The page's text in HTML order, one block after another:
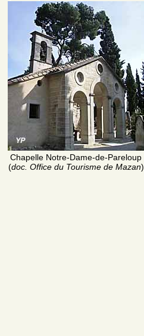
Chapelle Notre-Dame-de-Pareloup
(doc. Office du Tourisme de Mazan)